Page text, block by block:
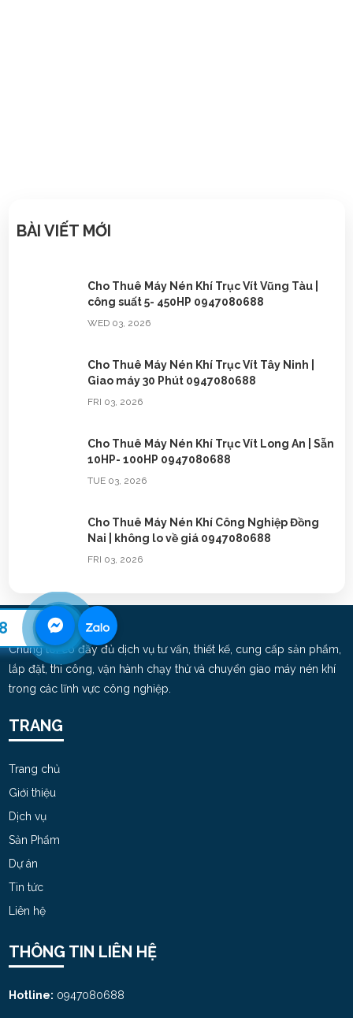
13/03/2022
BÀI VIẾT MỚI
Cho Thuê Máy Nén Khí Trục Vít Vũng Tàu |
công suất 5- 450HP 0947080688
WED 03, 2026
Cho Thuê Máy Nén Khí Trục Vít Tây Ninh |
Giao máy 30 Phút 0947080688
FRI 03, 2026
Cho Thuê Máy Nén Khí Trục Vít Long An | Sẵn
10HP- 100HP 0947080688
TUE 03, 2026
Cho Thuê Máy Nén Khí Công Nghiệp Đồng
Nai | không lo về giá 0947080688
FRI 03, 2026
Cho Thuê Máy Nén Khí Công Nghiệp Bình
Dương | 0947080688
TUE 03, 2026
0947080688
Nguy cơ nổ máy nén khí​ trong nhà máy - Đâu
Chúng tôi có đầy đủ dịch vụ tư vấn, thiết kế, cung cấp sản phẩm,
lắp đặt, thi công, vận hành chạy thử và chuyển giao máy nén khí
trong các lĩnh vực công nghiệp.
TRANG
Trang chủ
Giới thiệu
Dịch vụ
Sản Phẩm
Dự án
Tin tức
Liên hệ
THÔNG TIN LIÊN HỆ
Hotline: 0947080688